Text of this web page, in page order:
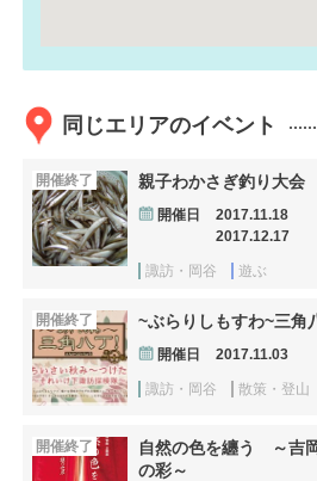
同じエリアのイベント
開催終了 親子わかさぎ釣り大会
開催日
2017.11.18
2017.12.17
諏訪・岡谷 遊ぶ
開催終了 ~ぶらりしもすわ~三角
開催日 2017.11.03
諏訪・岡谷 散策・登山
開催終了
自然の色を纏う ～吉
の彩～